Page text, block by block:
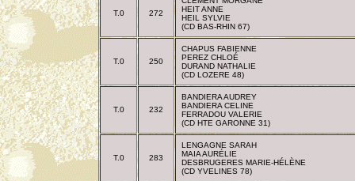
T.0 272
HEIT ANNE
HEIL SYLVIE
(CD BAS-RHIN 67)
T.0 250
CHAPUS FABIENNE
PEREZ CHLOÉ
DURAND NATHALIE
(CD LOZERE 48)
T.0 232
BANDIERA AUDREY
BANDIERA CELINE
FERRADOU VALERIE
(CD HTE GARONNE 31)
T.0 283
LENGAGNE SARAH
MAIA AURÉLIE
DESBRUGERES MARIE-HÉLÈNE
(CD YVELINES 78)